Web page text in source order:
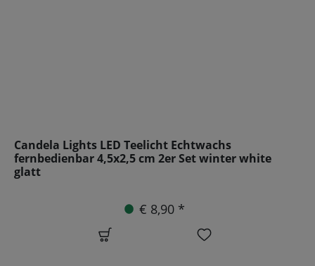
Candela Lights LED Teelicht Echtwachs
fernbedienbar 4,5x2,5 cm 2er Set winter white
glatt
€ 8,90 *